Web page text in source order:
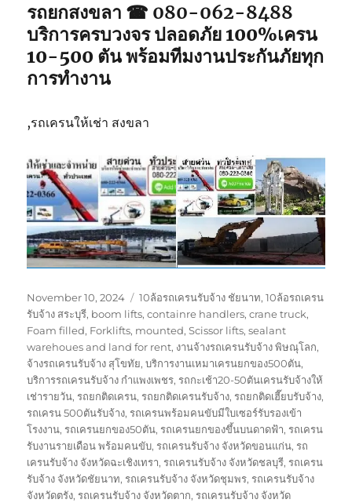
รถยกสงขลา ☎ 080-062-8488
บริการครบวงจร ปลอดภัย 100%เครน
10-500 ตัน พร้อมทีมงานประกันภัยทุก
การทำงาน
,รถเครนให้เช่า สงขลา
Posted
on
November 10, 2024 Tags
10ล้อรถเครนรับจ้าง ชัยนาท,10ล้อรถเครน
รับจ้าง สระบุรี, boom lifts,containre handlers,crane truck,
Foam filled, Forklifts, mounted,Scissor lifts,sealant
warehoues and land for rent, งานจ้างรถเครนรับจ้าง พิษณุโลก,
จ้างรถเครนรับจ้าง สุโขทัย,บริการงานเหมาเครนยกของ500ตัน,
บริการรถเครนรับจ้าง กำแพงเพชร,รถกะเช้า20-50ตันเครนรับจ้างให้
เช่ารายวัน,รถยกติดเครน,รถยกติดเครนรับจ้าง,รถยกติดเฮี๊ยบรับจ้าง,
รถเครน 500ตันรับจ้าง,รถเครนพร้อมคนขับมีใบเซอร์รับรองเข้า
โรงงาน,รถเครนยกของ50ตัน,รถเครนยกของขึ้นบนดาดฟ้า,รถเครน
รับงานรายเดือน พร้อมคนขับ,รถเครนรับจ้าง จังหวัดขอนแก่น,รถ
เครนรับจ้าง จังหวัดฉะเชิงเทรา,รถเครนรับจ้าง จังหวัดชลบุรี,รถเครน
รับจ้าง จังหวัดชัยนาท,รถเครนรับจ้าง จังหวัดชุมพร,รถเครนรับจ้าง
จังหวัดตรัง,รถเครนรับจ้าง จังหวัดตาก,รถเครนรับจ้าง จังหวัด